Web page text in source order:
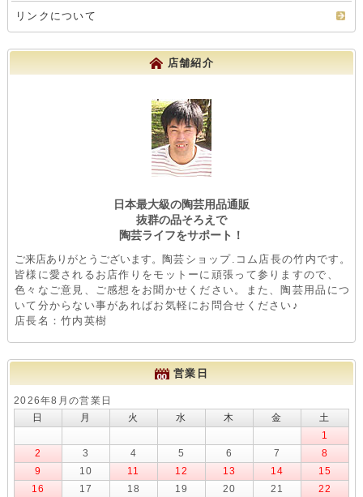
リンクについて
店舗紹介
日本最大級の陶芸用品通販
抜群の品そろえで
陶芸ライフをサポート！
ご来店ありがとうございます。 陶芸ショップ.コム店長の竹内です。
皆様に愛されるお店作りをモットーに頑張って参りますので、
色々なご意見、ご感想をお聞かせください。また、陶芸用品につ
いて分からない事があればお気軽にお問合せください♪
店長名：竹内英樹
営業日
2026年8月の営業日
日
月 火 水 木 金
土
1
2
3 4 5 6 7
8
9
10 11 12 13 14
15
16
17 18 19 20 21 22